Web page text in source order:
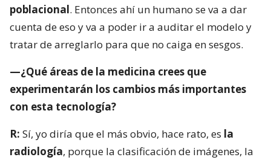
poblacional. Entonces ahí un humano se va a dar
cuenta de eso y va a poder ir a auditar el modelo y
tratar de arreglarlo para que no caiga en sesgos.
—¿Qué áreas de la medicina crees que
experimentarán los cambios más importantes
con esta tecnología?
R: Sí, yo diría que el más obvio, hace rato, es la
radiología, porque la clasificación de imágenes, la